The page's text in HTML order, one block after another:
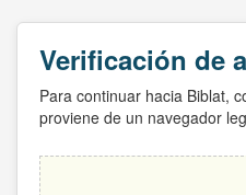
Verificación de
Para continuar hacia Biblat,
proviene de un navegador